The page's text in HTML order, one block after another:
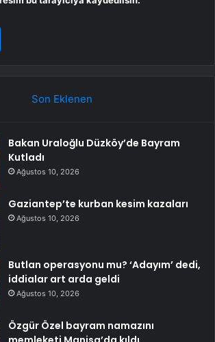
Son Eklenen
Bakan Uraloğlu Düzköy’de Bayram
Kutladı
Ağustos 10, 2026
Gaziantep’te kurban kesim kazaları
Ağustos 10, 2026
Butlan operasyonu mu? ‘Adayım’ dedi,
iddialar art arda geldi
Ağustos 10, 2026
Özgür Özel bayram namazını